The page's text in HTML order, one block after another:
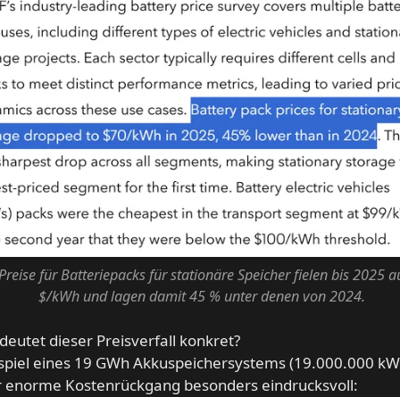
für Batteriepacks für stationäre Speicher fielen bis 2025
$/kWh und lagen damit 45 % unter denen von 2024.
dieser Preisverfall konkret?
eines 19 GWh Akkuspeichersystems (19.000.000
enorme Kostenrückgang besonders eindrucksvoll: